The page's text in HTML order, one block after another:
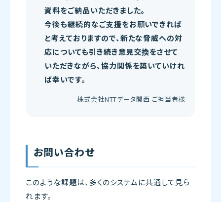
資料をご納品いただきました。
今後も継続的なご支援をお願いできれば
と考えておりますので、新たな脅威への対
応についても引き続き意見交換をさせて
いただきながら、協力関係を築いていけれ
ば幸いです。
株式会社NTTデータ関西 ご担当者様
お問い合わせ
このような課題は、多くのシステムに共通して見ら
れます。